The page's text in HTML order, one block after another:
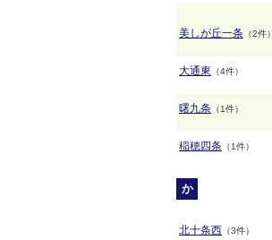
美しが丘一条 （2件）
大通東 （4件）
曙九条 （1件）
稲穂四条 （1件）
か
北十条西 （3件）